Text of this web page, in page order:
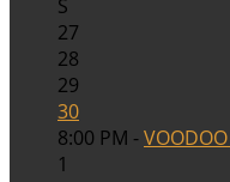
S
27
28
29
30
8:00 PM -
1